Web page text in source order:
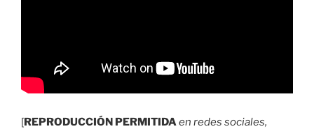
[REPRODUCCIÓN PERMITIDAen redes sociales,